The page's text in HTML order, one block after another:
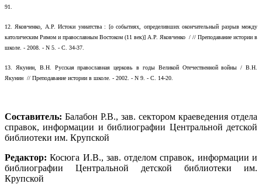
91.
12.
Яковченко, А.Р. Истоки униатства : [о событиях, определивших окончательный разрыв между
католическим Римом и православным Востоком (11 век)] А.Р. Яковченко / // Преподавание истории в
школе. - 2008. - N 5. - С. 34-37.
13.
Якунин, В.Н. Русская православная церковь в годы Великой Отечественной войны / В.Н.
Якунин // Преподавание истории в школе. - 2002. - N 9. - С. 14-20.
Составитель: Балабон Р.В., зав. сектором краеведения отдела
справок, информации и библиографии Центральной детской
библиотеки им. Крупской
Редактор: Косюга И.В., зав. отделом справок, информации и
библиографии Центральной детской библиотеки им.
Крупской